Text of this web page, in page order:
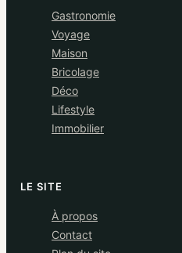
Gastronomie
Voyage
Maison
Bricolage
Déco
Lifestyle
Immobilier
LE SITE
À propos
Contact